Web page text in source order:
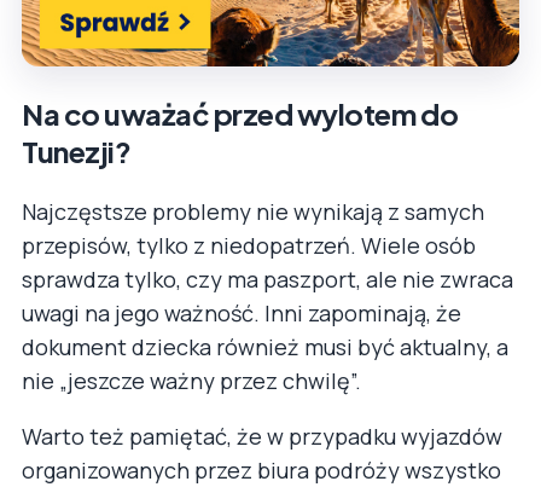
Na co uważać przed wylotem do
Tunezji?
Najczęstsze problemy nie wynikają z samych
przepisów, tylko z niedopatrzeń. Wiele osób
sprawdza tylko, czy ma paszport, ale nie zwraca
uwagi na jego ważność. Inni zapominają, że
dokument dziecka również musi być aktualny, a
nie „jeszcze ważny przez chwilę”.
Warto też pamiętać, że w przypadku wyjazdów
organizowanych przez biura podróży wszystko